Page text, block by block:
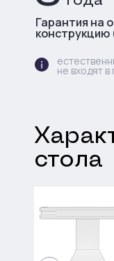
Гарантия на
не входят в
стола